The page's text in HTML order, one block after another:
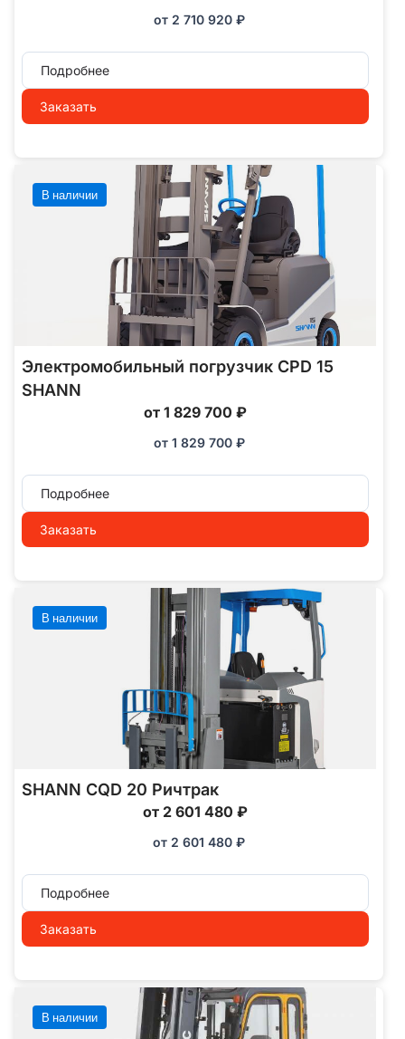
от 2 710 920 ₽
Подробнее
Заказать
В наличии
Электромобильный погрузчик CPD 15
SHANN
от 1 829 700 ₽
от 1 829 700 ₽
Подробнее
Заказать
В наличии
SHANN CQD 20 Ричтрак
от 2 601 480 ₽
от 2 601 480 ₽
Подробнее
Заказать
В наличии